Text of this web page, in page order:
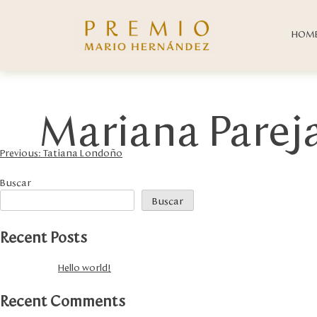
Mariana
Navegación
de
Previous: Tatiana Londoño
Buscar
Buscar
Recent Posts
Hello world!
Recent Comments